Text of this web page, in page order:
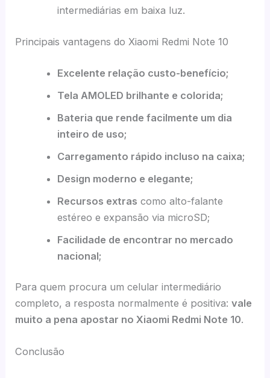
intermediárias em baixa luz.
Principais vantagens do Xiaomi Redmi Note 10
Excelente relação custo-benefício;
Tela AMOLED brilhante e colorida;
Bateria que rende facilmente um dia
inteiro de uso;
Carregamento rápido incluso na caixa;
Design moderno e elegante;
Recursos extras como alto-falante
estéreo e expansão via microSD;
Facilidade de encontrar no mercado
nacional;
Para quem procura um celular intermediário
completo, a resposta normalmente é positiva:vale
muito a pena apostar no Xiaomi Redmi Note 10.
Conclusão